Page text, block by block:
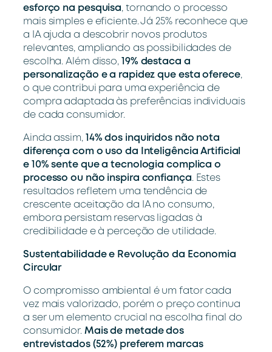
esforço na pesquisa, tornando o processo
mais simples e eficiente. Já 25% reconhece que
a IA ajuda a descobrir novos produtos
relevantes, ampliando as possibilidades de
escolha. Além disso, 19% destaca a
personalização e a rapidez que esta oferece,
o que contribui para uma experiência de
compra adaptada às preferências individuais
de cada consumidor.
Ainda assim,
14% dos inquiridos não nota
diferença com o uso da Inteligência Artificial
e 10% sente que a tecnologia complica o
processo ou não inspira confiança. Estes
resultados refletem uma tendência de
crescente aceitação da IA no consumo,
embora persistam reservas ligadas à
credibilidade e à perceção de utilidade.
Sustentabilidade e Revolução da Economia
Circular
O compromisso ambiental é um fator cada
vez mais valorizado, porém o preço continua
a ser um elemento crucial na escolha final do
consumidor. Mais de metade dos
entrevistados (52%) preferem marcas